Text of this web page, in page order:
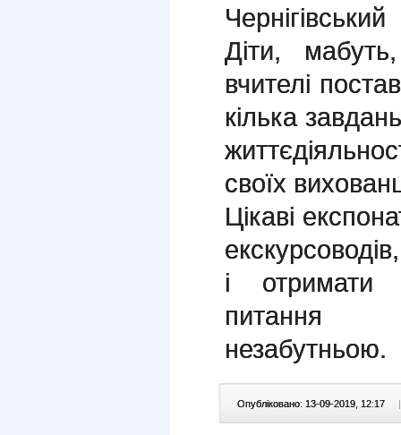
Діти,
вчителі
кілька
своїх
Цікаві
і отримати
питання
незабутньою.
Опубліковано: 13-09-2019, 12:17 |